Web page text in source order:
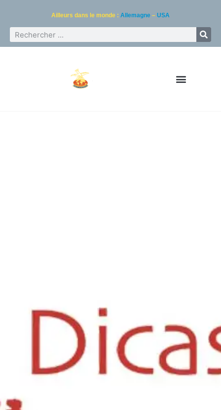
Ailleurs dans le monde : Allemagne – USA